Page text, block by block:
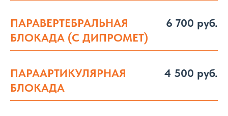
ПАРАВЕРТЕБРАЛЬНАЯ
БЛОКАДА (С ДИПРОМЕТ)
6 700 руб.
ПАРААРТИКУЛЯРНАЯ
БЛОКАДА
4 500 руб.